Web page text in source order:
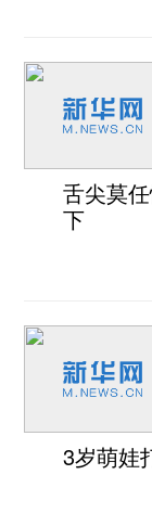
舌尖莫
下
3岁萌娃